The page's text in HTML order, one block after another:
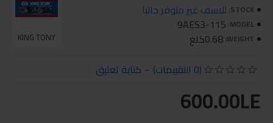
STOCK: للاسف غير متوفر حاليا
MODEL:
9AES3-115
WEIGHT: 0.68كلغ KING TONY
(0 التقييمات) - كتابة تعليق
600.00LE